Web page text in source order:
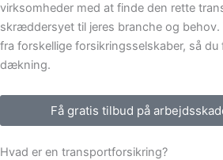
virksomheder med at finde den rette
skræddersyet til jeres branche og behov.
fra forskellige forsikringsselskaber, så
dækning.
Få gratis tilbud på
Hvad er en transportforsikring?